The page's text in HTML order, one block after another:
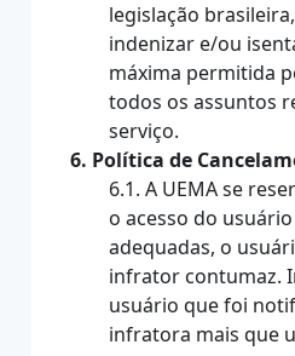
legislação
indenizar e/ou
máxima permitida
todos os assuntos
serviço.
6. Política de
6.1. A UEMA se
o acesso do
adequadas, o
infrator contumaz.
usuário que foi
infratora mais que